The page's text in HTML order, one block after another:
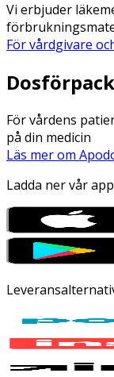
Vi erbjuder
För vårdgivare
För vårdens
på din medicin
Läs mer om
Ladda ner vår app